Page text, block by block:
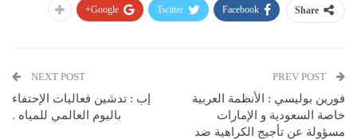
Share
Facebook
Twitter
Google+
فورين بوليسي : الأنظمة العربية
خاصة ‎السعودية و ‎الإمارات
مسؤولة عن تأجيج الكراهية ضد
NEXT POST
إب : تدشين فعاليات الإحتفاء
باليوم العالمي للمياه .